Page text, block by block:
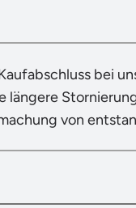
bei
längere
von